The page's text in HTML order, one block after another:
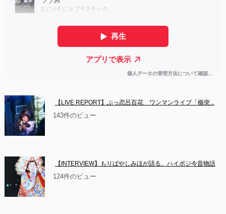
【LIVE REPORT】ぶっ恋呂百花　ワンマンライブ「楯突...
143件のビュー
【INTERVIEW】もりばやしみほが語る、ハイポジ今昔物語
124件のビュー